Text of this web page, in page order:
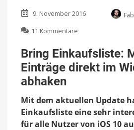
9. November 2016
11 Kommentare
Einkaufsliste:
Mit
iOS
direkt
im
Widget
abhaken
Bring Einkaufsliste:
Einträge direkt im
abhaken
Mit dem aktuellen Update
Einkaufsliste eine sehr
für alle Nutzer von iOS 10